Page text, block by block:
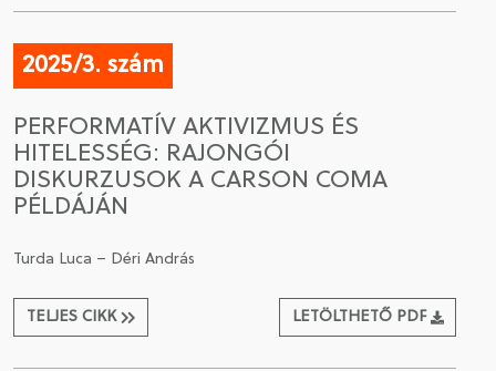
2025/3. szám
PERFORMATÍV AKTIVIZMUS ÉS
HITELESSÉG: RAJONGÓI
DISKURZUSOK A CARSON COMA
PÉLDÁJÁN
Turda Luca – Déri András
TELJES CIKK LETÖLTHETŐ PDF